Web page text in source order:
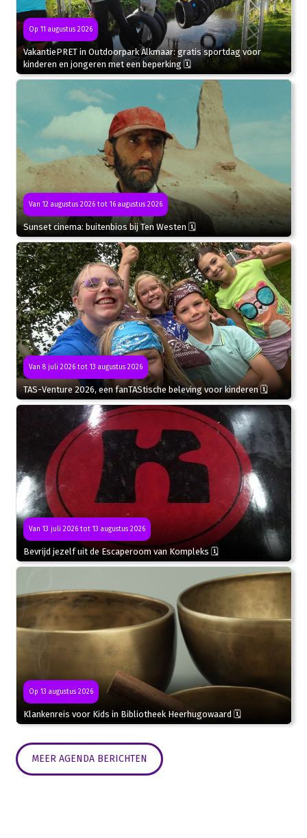
Op 11 augustus 2026
VakantiePRET in Outdoorpark Alkmaar: gratis sportdag voor
kinderen en jongeren met een beperking 🗓
Van 12 augustus 2026 tot 16 augustus 2026
Sunset cinema: buitenbios bij Ten Westen 🗓
Van 8 juli 2026 tot 13 augustus 2026
TAS-Venture 2026, een fanTAStische beleving voor kinderen 🗓
Van 13 juli 2026 tot 13 augustus 2026
Bevrijd jezelf uit de Escaperoom van Kompleks 🗓
Op 13 augustus 2026
Klankenreis voor Kids in Bibliotheek Heerhugowaard 🗓
MEER AGENDA BERICHTEN